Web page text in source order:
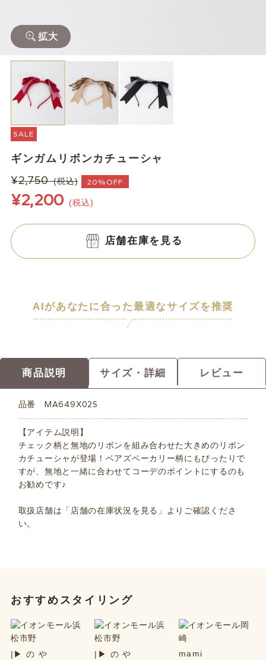
拡大
SALE
ギンガムリボンカチューシャ
¥2,750 (税込) 20%OFF
¥2,200 (税込)
店舗在庫を見る
AIがあなたに合った最適なサイズを推奨
商品説明 サイズ・詳細 レビュー
品番 MA649X02S
【アイテム説明】
チェック柄と無地のリボンを組み合わせた大きめのリボン
カチューシャが登場！ベアズベーカリー柄にもぴったりで
すが、無地と一緒に合わせてコーデのポイントにするのも
お勧めです♪
取扱店舗は「店舗の在庫状況を見る」よりご確認くださ
い。
おすすめスタイリング
|▶︎ の や |▶︎ の や mami